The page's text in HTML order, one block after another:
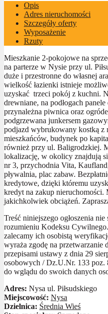
Opis
Adres nieruchomości
Szczegóły oferty
Wyposażenie
Rzuty
Mieszkanie 2-pokojowe na
na parterze w Nysie przy ul.
duże i przestronne do własnej
wielkość łazienki istnieje
uzyskać trzeci pokój z kuchni.
drewniane, na podłogach
przynależna piwnica oraz
podgrzewana junkersem
podjazd wybrukowany kostką z
mieszkańców, budynek po
również przy ul. Baligrodzkiej.
lokalizację, w okolicy znajdują
nr 3, przychodnia Vita,
pływalnia, plac zabaw.
kredytowe, dzięki któremu
kredyt na zakup nieruchomości.
jakichkolwiek obciążeń.
Treść niniejszego ogłoszenia
rozumieniu Kodeksu
zalecamy ich osobistą
wyraża zgodę na przetwarzanie
przepisami ustawy z dnia 29
osobowych / Dz.U.Nr. 133 poz.
do wglądu do swoich danych
Adres: Nysa ul. Piłsudskiego
Miejscowość: Nysa
Dzielnica: Średnia Wieś